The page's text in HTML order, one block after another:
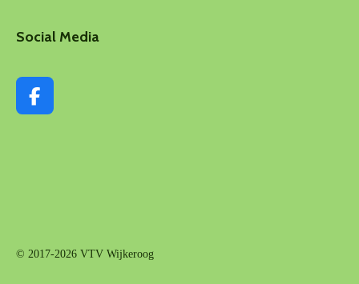
Social Media
F
© 2017-2026 VTV Wijkeroog